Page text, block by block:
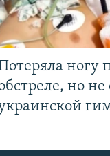
ногу
но